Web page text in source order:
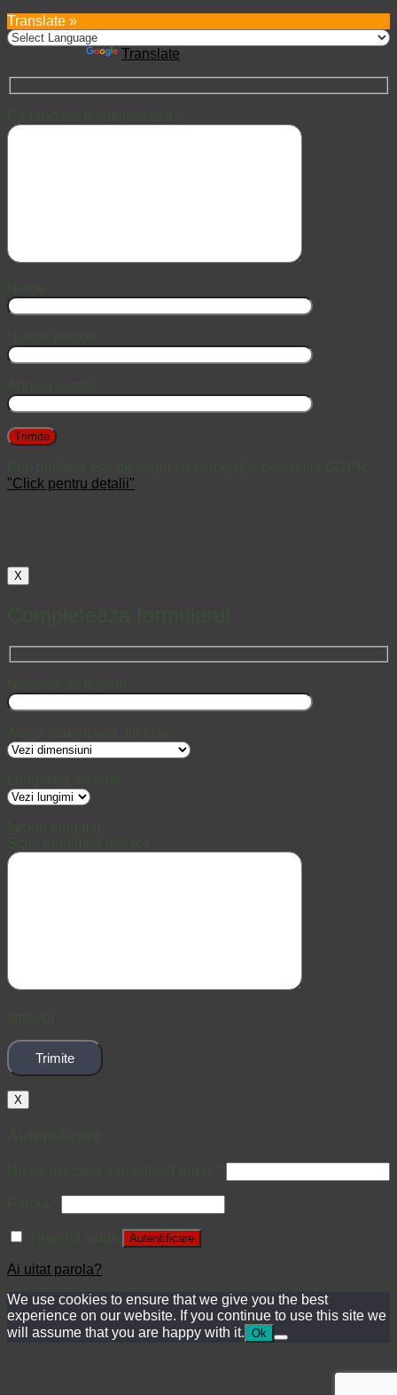
Translate »
Translate
"Click pentru detalii"
X
X
Autentificare
Ai uitat parola?
We use cookies to ensure that we give you the best
experience on our website. If you continue to use this site we
will assume that you are happy with it. Ok